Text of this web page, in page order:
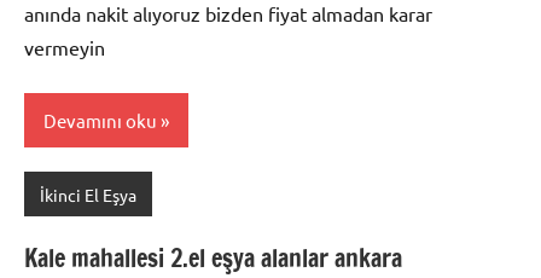
anında nakit alıyoruz bizden fiyat almadan karar
vermeyin
Devamını oku
İkinci El Eşya
Kale mahallesi 2.el eşya alanlar ankara